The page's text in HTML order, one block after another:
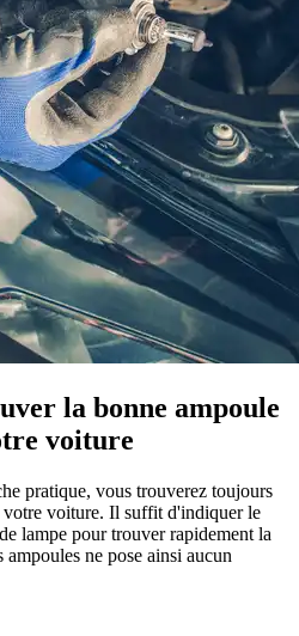
la bonne ampoule
voiture
pratique, vous trouverez toujours
votre voiture. Il suffit d'indiquer le
lampe pour trouver rapidement la
ne pose ainsi aucun